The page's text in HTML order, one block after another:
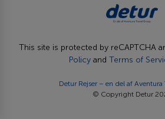
This site is protected by reCAPTCHA
Policy and Terms of
Detur Rejser – en del af Aventura
© Copyright Detur